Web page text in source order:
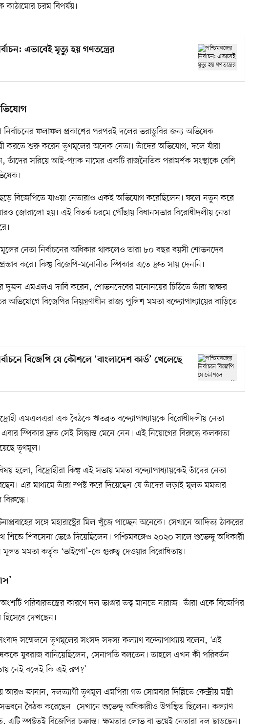
চরম বিপর্যয়।
এভাবেই মৃত্যু হয় গণতন্ত্রের
নির্বাচনের ফলাফল প্রকাশের পরপরই দলের ভরাডুবির জন্য অভিষেক
করতে শুরু করেন তৃণমূলের অনেক নেতা। তাঁদের অভিযোগ, দলে যাঁরা
তাঁদের সরিয়ে আই-প্যাক নামের একটি রাজনৈতিক পরামর্শক সংস্থাকে বেশি
বিজেপিতে যাওয়া নেতারাও একই অভিযোগ করেছিলেন। ফলে নতুন করে
জোরালো হয়। এই বিতর্ক চরমে পৌঁছায় বিধানসভার বিরোধীদলীয় নেতা
নেতা নির্বাচনের অধিকার থাকলেও তারা ৮০ বছর বয়সী শোভনদেব
প্রস্তাব করে। কিন্তু বিজেপি-মনোনীত স্পিকার এতে দ্রুত সায় দেননি।
এমএলএ দাবি করেন, শোভনদেবের মনোনয়ের চিঠিতে তাঁরা স্বাক্ষর
অভিযোগে বিজেপির নিয়ন্ত্রণাধীন রাজ্য পুলিশ মমতা বন্দ্যোপাধ্যায়ের বাড়িতে
বিজেপি যে কৌশলে ‘বাংলাদেশ কার্ড’ খেলেছে
এমএলএরা এক বৈঠকে ঋতব্রত বন্দ্যোপাধ্যায়কে বিরোধীদলীয় নেতা
স্পিকার দ্রুত সেই সিদ্ধান্ত মেনে নেন। এই নিয়োগের বিরুদ্ধে কলকাতা
তৃণমূল।
হলো, বিদ্রোহীরা কিন্তু এই সভায় মমতা বন্দ্যোপাধ্যায়কেই তাঁদের নেতা
এর মাধ্যমে তাঁরা স্পষ্ট করে দিয়েছেন যে তাঁদের লড়াই মূলত মমতার
সঙ্গে মহারাষ্ট্রের মিল খুঁজে পাচ্ছেন অনেকে। সেখানে আদিত্য ঠাকরের
শিন্ডে শিবসেনা ভেঙে দিয়েছিলেন। পশ্চিমবঙ্গেও ২০২০ সালে শুভেন্দু অধিকারী
মমতা কর্তৃক ‘ভাইপো’–কে গুরুত্ব দেওয়ার বিরোধিতায়।
পরিবারতন্ত্রের কারণে দল ভাঙার তত্ত্ব মানতে নারাজ। তাঁরা একে বিজেপির
দেখছেন।
সম্মেলনে তৃণমূলের সংসদ সদস্য কল্যাণ বন্দ্যোপাধ্যায় বলেন, ‘এই
যুবরাজ বানিয়েছিলেন, সেনাপতি বলতেন। তাহলে এখন কী পরিবর্তন
নেই বলেই কি এই রূপ?’
আরও জানান, দলত্যাগী তৃণমূল এমপিরা গত সোমবার দিল্লিতে কেন্দ্রীয় মন্ত্রী
বৈঠক করেছেন। সেখানে শুভেন্দু অধিকারীও উপস্থিত ছিলেন। কল্যাণ